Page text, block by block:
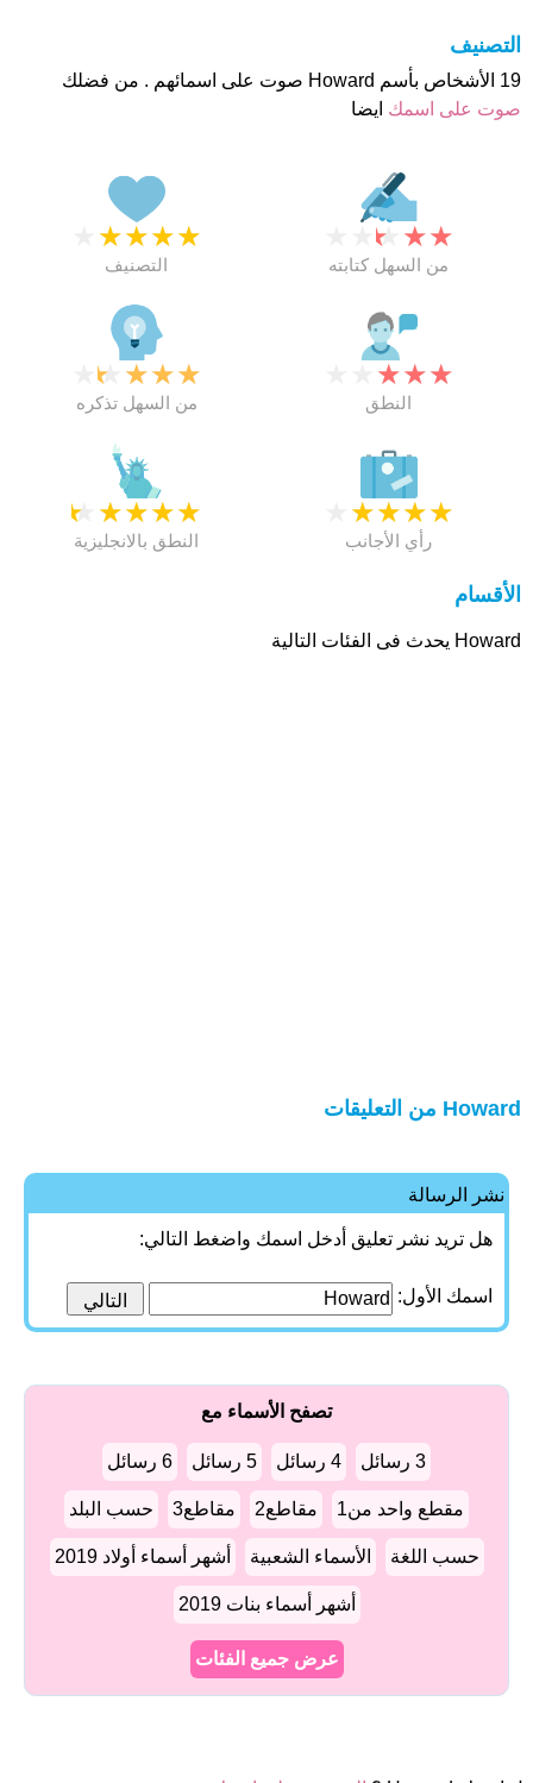
التصنيف
19 الأشخاص بأسم Howard صوت على اسمائهم . من فضلك
صوت على اسمك ايضا
★
★
★
★
التصنيف
★
★
★
من السهل كتابته
★
★
★
★
من السهل تذكره
★
★
★
النطق
★
★
★
★
★
النطق بالانجليزية
★
★
★
★
رأي الأجانب
الأقسام
Howard يحدث فى الفئات التالية
Howard من التعليقات
نشر الرسالة
هل تريد نشر تعليق أدخل اسمك واضغط التالي:
اسمك الأول:
تصفح الأسماء مع
3 رسائل 4 رسائل 5 رسائل 6 رسائل
مقطع واحد من1 مقاطع2 مقاطع3 حسب البلد
حسب اللغة الأسماء الشعبية أشهر أسماء أولاد 2019
أشهر أسماء بنات 2019
عرض جميع الفئات